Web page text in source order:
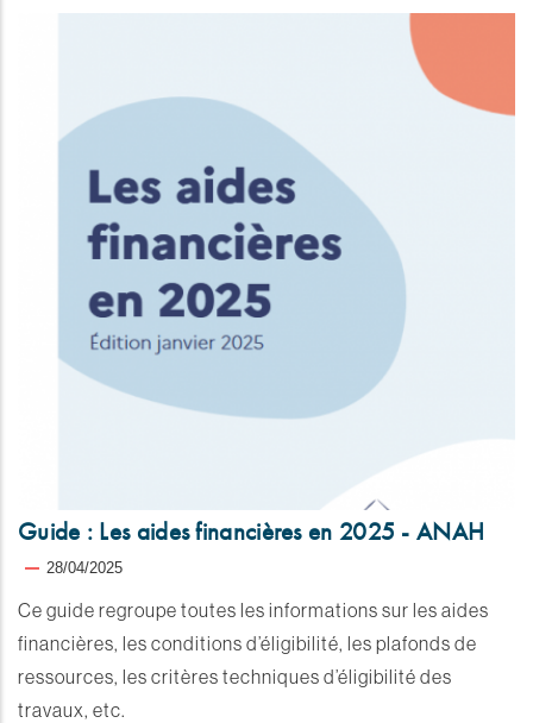
Guide : Les aides financières en 2025 - ANAH
28/04/2025
Ce guide regroupe toutes les informations sur les aides
financières, les conditions d’éligibilité, les plafonds de
ressources, les critères techniques d’éligibilité des
travaux, etc.